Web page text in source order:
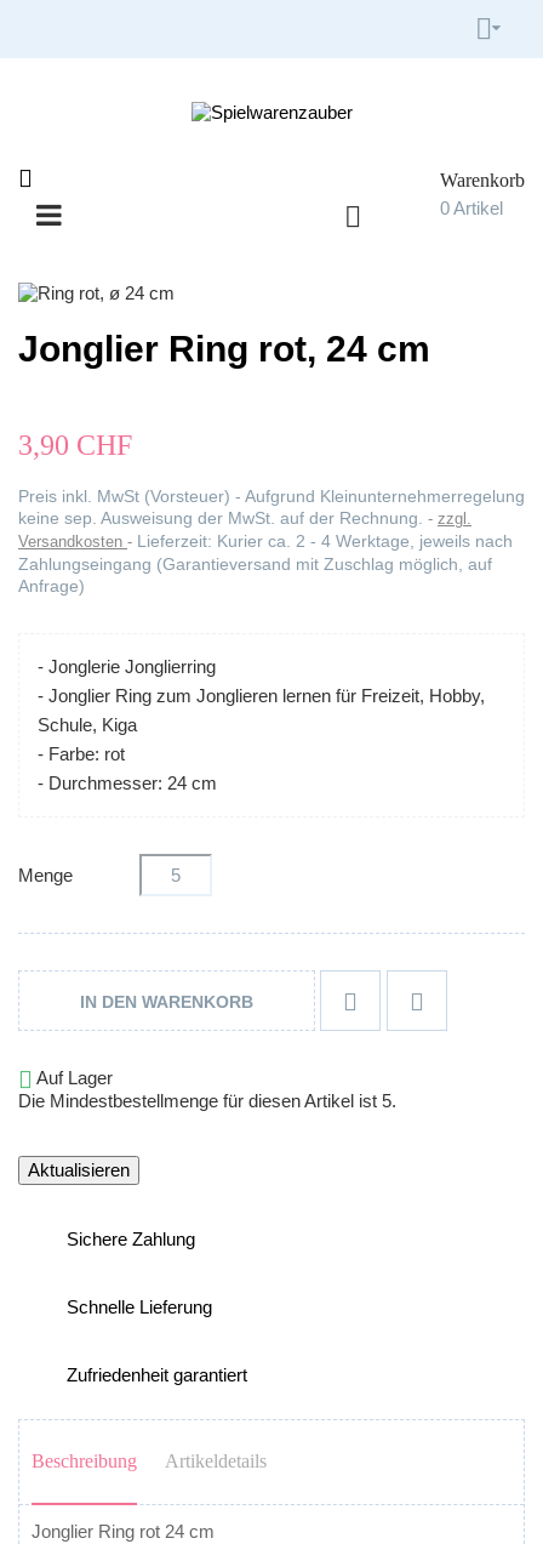

Warenkorb
0Artikel


Navigation
Jonglier Ring rot, 24 cm
3,90 CHF
Preis inkl. MwSt (Vorsteuer) - Aufgrund Kleinunternehmerregelung
keine sep. Ausweisung der MwSt. auf der Rechnung.
zzgl.
Versandkosten
Lieferzeit: Kurier ca. 2 - 4 Werktage, jeweils nach
Zahlungseingang (Garantieversand mit Zuschlag möglich, auf
Anfrage)
- Jonglerie Jonglierring
- Jonglier Ring zum Jonglieren lernen für Freizeit, Hobby,
Schule, Kiga
- Farbe: rot
- Durchmesser: 24 cm
Menge
IN DEN WARENKORB  
 Auf Lager
Die Mindestbestellmenge für diesen Artikel ist 5.
Sichere Zahlung
Schnelle Lieferung
Zufriedenheit garantiert
Beschreibung Artikeldetails
Jonglier Ring rot 24 cm